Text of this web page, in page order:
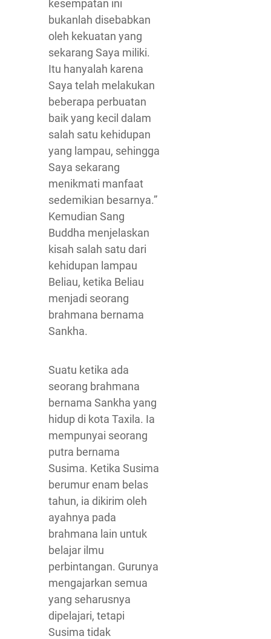
kesempatan ini
bukanlah disebabkan
oleh kekuatan yang
sekarang Saya miliki.
Itu hanyalah karena
Saya telah melakukan
beberapa perbuatan
baik yang kecil dalam
salah satu kehidupan
yang lampau, sehingga
Saya sekarang
menikmati manfaat
sedemikian besarnya.”
Kemudian Sang
Buddha menjelaskan
kisah salah satu dari
kehidupan lampau
Beliau, ketika Beliau
menjadi seorang
brahmana bernama
Sankha.
Suatu ketika ada
seorang brahmana
bernama Sankha yang
hidup di kota Taxila. Ia
mempunyai seorang
putra bernama
Susima. Ketika Susima
berumur enam belas
tahun, ia dikirim oleh
ayahnya pada
brahmana lain untuk
belajar ilmu
perbintangan. Gurunya
mengajarkan semua
yang seharusnya
dipelajari, tetapi
Susima tidak